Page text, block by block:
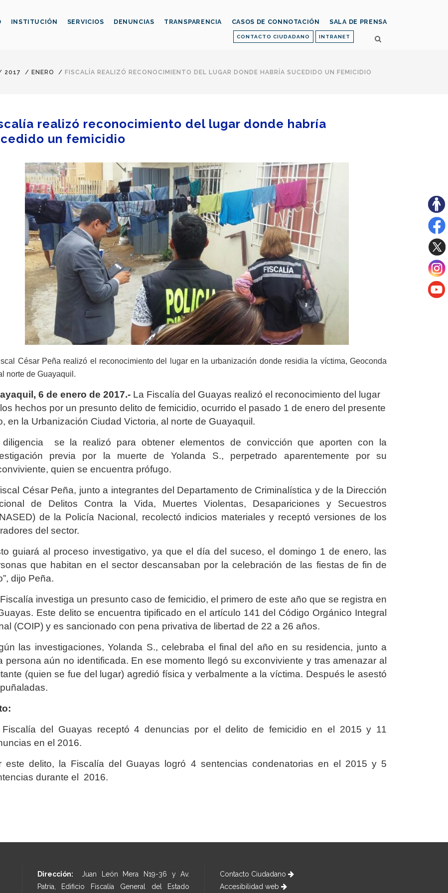
CONTACTO CIUDADANO INTRANET
INSTITUCIÓN SERVICIOS DENUNCIAS TRANSPARENCIA CASOS DE CONNOTACIÓN SALA DE PRENSA
2017 / ENERO / FISCALÍA REALIZÓ RECONOCIMIENTO DEL LUGAR DONDE HABRÍA SUCEDIDO UN FEMICIDIO
realizó reconocimiento del lugar donde habría
un femicidio
César Peña realizó el reconocimiento del lugar en la urbanización donde residia la víctima, Geoconda
norte de Guayaquil.
6 de enero de 2017.- La Fiscalía del Guayas realizó el reconocimiento del lugar
hechos por un presunto delito de femicidio, ocurrido el pasado 1 de enero del presente
en la Urbanización Ciudad Victoria, al norte de Guayaquil.
diligencia se la realizó para obtener elementos de convicción que aporten con la
previa por la muerte de Yolanda S., perpetrado aparentemente por su
quien se encuentra prófugo.
César Peña, junto a integrantes del Departamento de Criminalística y de la Dirección
de Delitos Contra la Vida, Muertes Violentas, Desapariciones y Secuestros
de la Policía Nacional, recolectó indicios materiales y receptó versiones de los
del sector.
guiará al proceso investigativo, ya que el día del suceso, el domingo 1 de enero, las
que habitan en el sector descansaban por la celebración de las fiestas de fin de
dijo Peña.
investiga un presunto caso de femicidio, el primero de este año que se registra en
Este delito se encuentra tipificado en el artículo 141 del Código Orgánico Integral
(COIP) y es sancionado con pena privativa de libertad de 22 a 26 años.
las investigaciones, Yolanda S., celebraba el final del año en su residencia, junto a
persona aún no identificada. En ese momento llegó su exconviviente y tras amenazar al
(quien se fue del lugar) agredió física y verbalmente a la víctima. Después le asestó
del Guayas receptó 4 denuncias por el delito de femicidio en el 2015 y 11
en el 2016.
este delito, la Fiscalía del Guayas logró 4 sentencias condenatorias en el 2015 y 5
durante el 2016.
Dirección: Juan León Mera N19-36 y Av.
Patria, Edificio Fiscalía General del Estado
Contacto Ciudadano
Accesibilidad web